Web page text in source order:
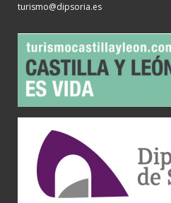
turismo@dipsoria.es